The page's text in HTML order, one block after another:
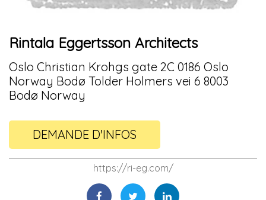
Rintala Eggertsson Architects
Oslo Christian Krohgs gate 2C 0186 Oslo
Norway Bodø Tolder Holmers vei 6 8003
Bodø Norway
DEMANDE D'INFOS
https://ri-eg.com/